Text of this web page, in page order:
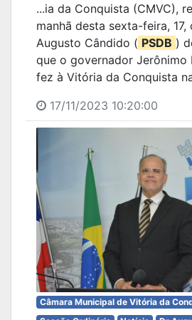
...ia da Conquista (CMVC),
manhã desta sexta-feira, 17,
Augusto Cândido ( PSDB )
que o governador Jerônimo
fez à Vitória da Conquista
17/11/2023 10:20:00
Câmara Municipal de Vitória da